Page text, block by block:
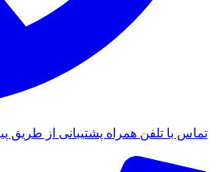
تماس با تلفن همراه پشتیبانی از